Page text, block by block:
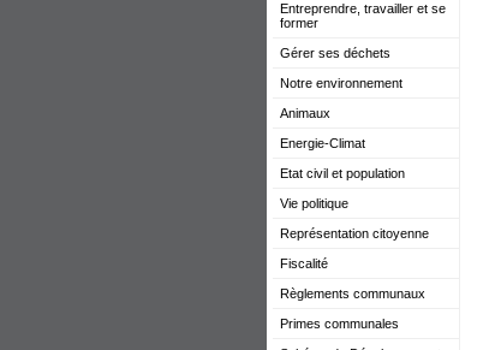
Entreprendre, travailler et se
former
Gérer ses déchets
Notre environnement
Animaux
Energie-Climat
Etat civil et population
Vie politique
Représentation citoyenne
Fiscalité
Règlements communaux
Primes communales